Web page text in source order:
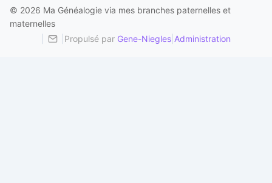
© 2026 Ma Généalogie via mes branches paternelles et
maternelles
Propulsé par Gene-Niegles Administration